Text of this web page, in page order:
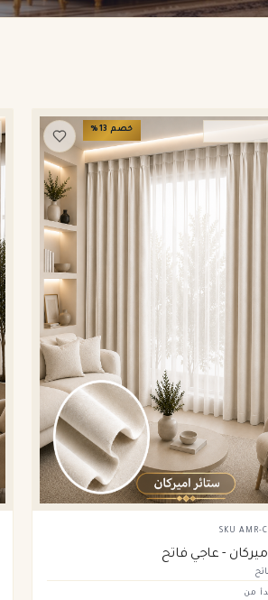
خصم 13
%
SKU AMR-
- عاجي فاتح
من